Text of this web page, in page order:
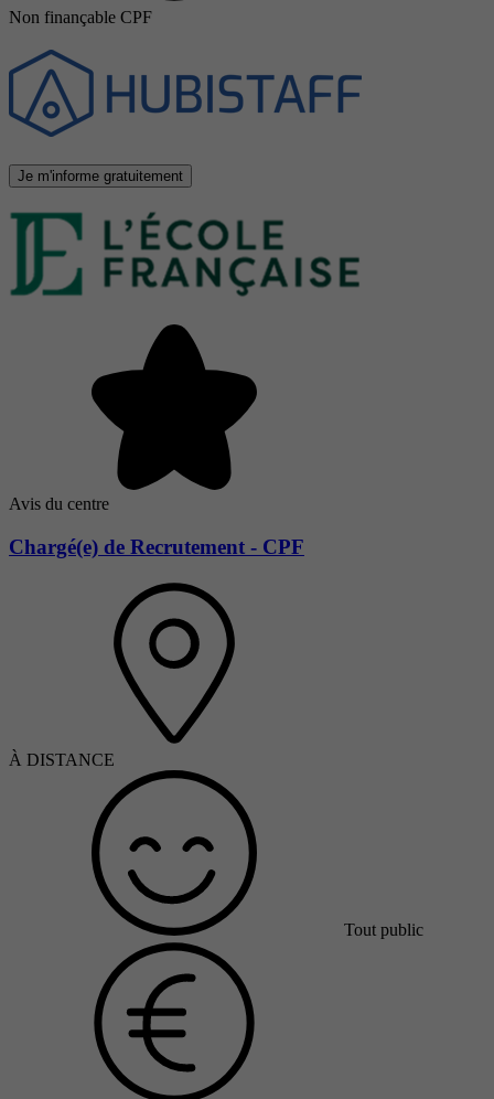
Non finançable CPF
Je m'informe gratuitement
Avis du centre
Chargé(e) de Recrutement - CPF
À DISTANCE
Tout public